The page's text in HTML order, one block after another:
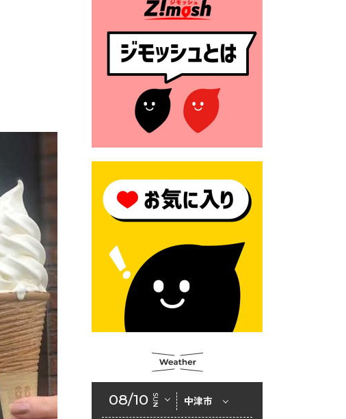
格改定
2026年6月23日 公告一覧（市
内業者対象）を更新しまし
2026年6月23日 （一財）豊前
市佐野・則尾育英会奨学生募
2026年6月18日 セアカゴケグ
モにご注意ください！
ェルターの指定
2026年6月10日 令和８年経済
センサス-活動調査
2026年6月9日 令和８年第３
回定例会「一般質問一覧表」
2026年6月5日 新婚世帯の家
2026年6月2日 戸籍に氏名の
振り仮名が記載されます
08/10 SUN 中津市